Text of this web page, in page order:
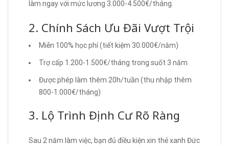
làm ngay với mức lương 3.000-4.500€/tháng.
2. Chính Sách Ưu Đãi Vượt Trội
Miễn 100% học phí (tiết kiệm 30.000€/năm)
Trợ cấp 1.200-1.500€/tháng trong suốt 3 năm
Được phép làm thêm 20h/tuần (thu nhập thêm
800-1.000€/tháng)
3. Lộ Trình Định Cư Rõ Ràng
Sau 2 năm làm việc, bạn đủ điều kiện xin thẻ xanh Đức